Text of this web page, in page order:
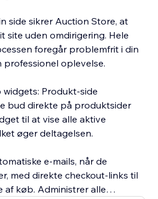
side sikrer Auction Store, at
site uden omdirigering. Hele
foregår problemfrit i din
oplevelse.
Produkt-side
bud direkte på produktsider
til at vise alle aktive
øger deltagelsen.
e-mails, når de
med direkte checkout-links til
af køb. Administrer alle